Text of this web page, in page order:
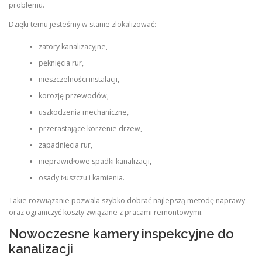
problemu.
Dzięki temu jesteśmy w stanie zlokalizować:
zatory kanalizacyjne,
pęknięcia rur,
nieszczelności instalacji,
korozję przewodów,
uszkodzenia mechaniczne,
przerastające korzenie drzew,
zapadnięcia rur,
nieprawidłowe spadki kanalizacji,
osady tłuszczu i kamienia.
Takie rozwiązanie pozwala szybko dobrać najlepszą metodę naprawy
oraz ograniczyć koszty związane z pracami remontowymi.
Nowoczesne kamery inspekcyjne do
kanalizacji